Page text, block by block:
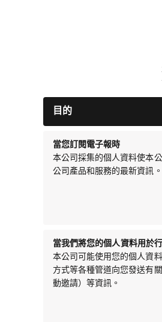
目的
當您訂閱電子報時
本公司採集的個人資料使本
公司產品和服務的最新資訊。
當我們將您的個人資料用於
本公司可能使用您的個人資
方式等各種管道向您發送有
動邀請）等資訊。